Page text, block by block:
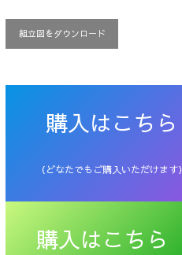
組立図をダウンロード
購入はこちら
（どなたでもご購入いただけます）
購入はこちら